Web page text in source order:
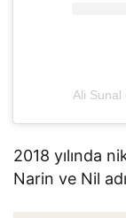
Ali Sunal
2018 yılında
Narin ve Nil